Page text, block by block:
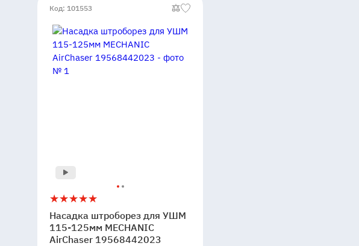
Код: 101553
Насадка
штроборез
для
УШМ
5
Насадка штроборез для УШМ
115-125мм MECHANIC
AirChaser 19568442023